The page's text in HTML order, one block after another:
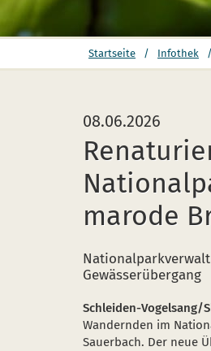
sich
Startseite / Infothek /
08.06.2026
marode
Gewässerübergang
Schleiden-Vogelsang/
Wandernden im
Sauerbach. Der neue